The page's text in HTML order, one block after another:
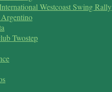
Westcoast Swing Rally
Twostep